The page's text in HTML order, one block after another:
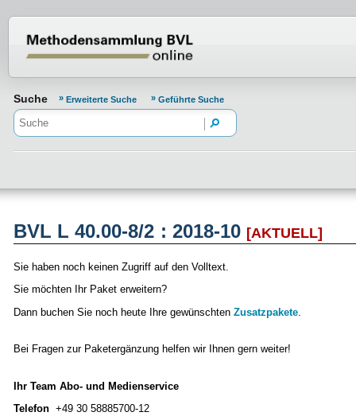
Suche Erweiterte Suche Geführte Suche
BVL L 40.00-8/2 : 2018-10 [AKTUELL]
Sie haben noch keinen Zugriff auf den Volltext.
Sie möchten Ihr Paket erweitern?
Dann buchen Sie noch heute Ihre gewünschten Zusatzpakete
Bei Fragen zur Paketergänzung helfen wir Ihnen gern weiter!
Ihr Team Abo- und Medienservice
Telefon +49 30 58885700-12